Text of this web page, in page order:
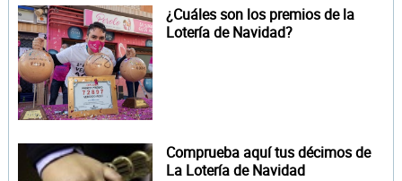
¿Cuáles son los premios de la
Lotería de Navidad?
Comprueba aquí tus décimos de
La Lotería de Navidad